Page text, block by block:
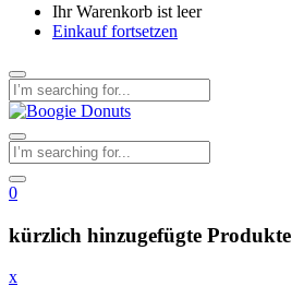
Ihr Warenkorb ist leer
Einkauf fortsetzen
0
kürzlich hinzugefügte Produkte
x